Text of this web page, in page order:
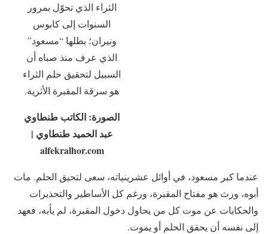
الثراء الذي تحوّل بمرور
السنوات إلى كابوس
ونيران؛ بطلها “مسعود”
الذي عرف منذ صباه أن
السبيل لتحقيق حلم الثراء
هو سرقة المقبرة الأثرية.
الصورة: الكاتب طنطاوي
عبد الحميد طنطاوي |
alfekralhor.com
عندما كبر مسعود، في أوائل عشرينياته، سعى لتحيق الحلم. مات
أبوه، ورث هو مفتاح المقبرة، ورغم كل الأساطير والتحذيرات
والحكايات عن موت كل من يحاول دخول المقبرة، لم يأبه، فعهد
إلى نفسه أن يحقق الحلم أو يموت.